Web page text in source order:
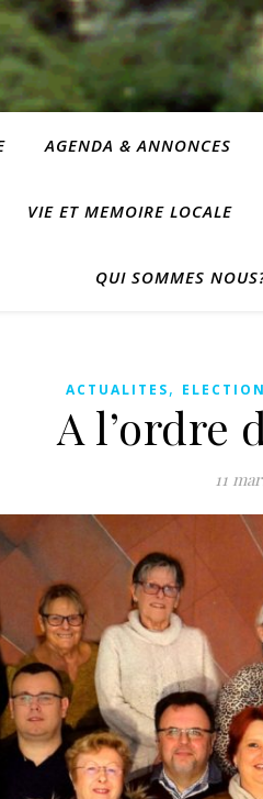
AGENDA & ANNONCES
VIE ET MEMOIRE LOCALE
QUI SOMMES
ACTUALITES,
A l’ordre
11